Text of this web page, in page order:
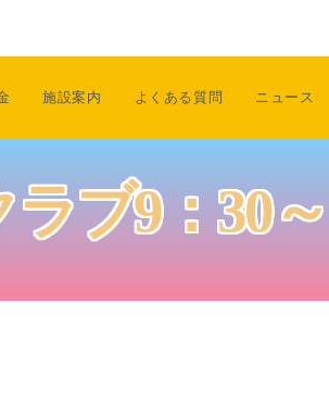
施設案内 よくある質問 ニュース
ブ9：30～